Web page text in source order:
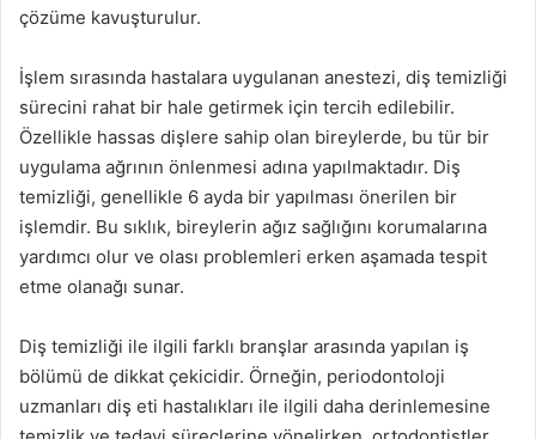
çözüme kavuşturulur.
İşlem sırasında hastalara uygulanan anestezi, diş temizliği
sürecini rahat bir hale getirmek için tercih edilebilir.
Özellikle hassas dişlere sahip olan bireylerde, bu tür bir
uygulama ağrının önlenmesi adına yapılmaktadır. Diş
temizliği, genellikle 6 ayda bir yapılması önerilen bir
işlemdir. Bu sıklık, bireylerin ağız sağlığını korumalarına
yardımcı olur ve olası problemleri erken aşamada tespit
etme olanağı sunar.
Diş temizliği ile ilgili farklı branşlar arasında yapılan iş
bölümü de dikkat çekicidir. Örneğin, periodontoloji
uzmanları diş eti hastalıkları ile ilgili daha derinlemesine